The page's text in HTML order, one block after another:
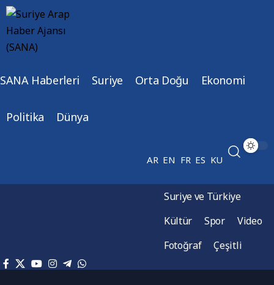
SANA Haberleri Suriye Orta Doğu Ekonomi
Politika Dünya
AR EN FR ES KU
Suriye ve Türkiye
Kültür
Spor
Video
Fotoğraf
Çeşitli